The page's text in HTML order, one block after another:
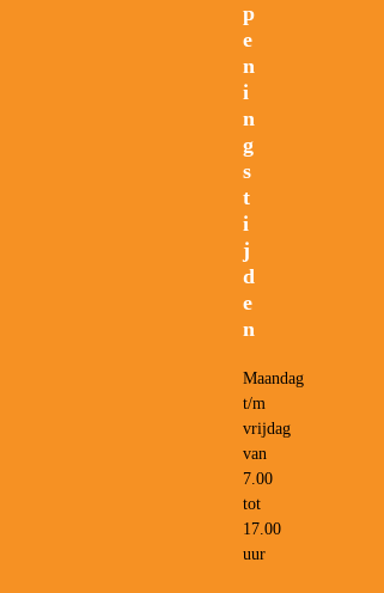
p
e
n
i
n
g
s
t
i
j
d
e
n
Maandag
t/m
vrijdag
van
7.00
tot
17.00
uur